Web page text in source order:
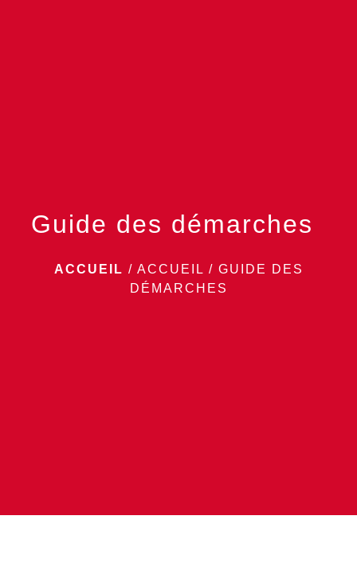
Guide des démarches
ACCUEIL / ACCUEIL / GUIDE DES
DÉMARCHES